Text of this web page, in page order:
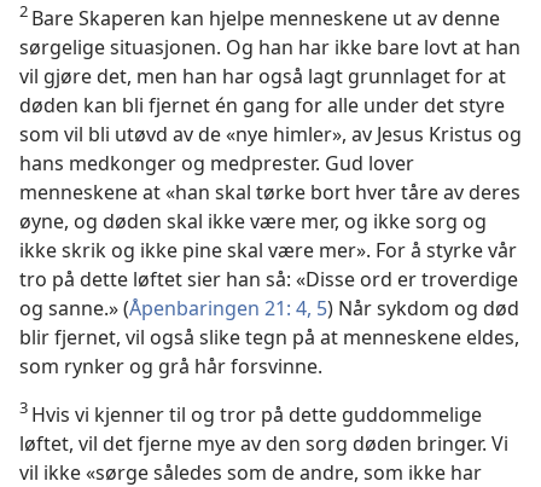
2 Bare Skaperen kan hjelpe menneskene ut av denne
sørgelige situasjonen. Og han har ikke bare lovt at han
vil gjøre det, men han har også lagt grunnlaget for at
døden kan bli fjernet én gang for alle under det styre
som vil bli utøvd av de «nye himler», av Jesus Kristus og
hans medkonger og medprester. Gud lover
menneskene at «han skal tørke bort hver tåre av deres
øyne, og døden skal ikke være mer, og ikke sorg og
ikke skrik og ikke pine skal være mer». For å styrke vår
tro på dette løftet sier han så: «Disse ord er troverdige
og sanne.» (Åpenbaringen 21: 4, 5) Når sykdom og død
blir fjernet, vil også slike tegn på at menneskene eldes,
som rynker og grå hår forsvinne.
3 Hvis vi kjenner til og tror på dette guddommelige
løftet, vil det fjerne mye av den sorg døden bringer. Vi
vil ikke «sørge således som de andre, som ikke har